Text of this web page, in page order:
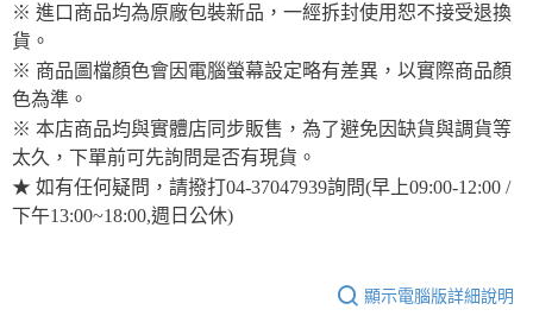
※ 進口商品均為原廠包裝新品，一經拆封使用恕不接受退換
貨。
※ 商品圖檔顏色會因電腦螢幕設定略有差異，以實際商品顏
色為準。
※ 本店商品均與實體店同步販售，為了避免因缺貨與調貨等
太久，下單前可先詢問是否有現貨。
★ 如有任何疑問，請撥打04-37047939詢問(早上09:00-12:00 /
下午13:00~18:00,週日公休)
顯示電腦版詳細說明